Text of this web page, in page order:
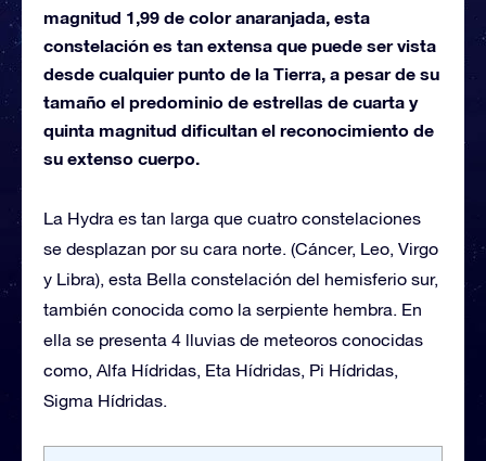
magnitud 1,99 de color anaranjada, esta
constelación es tan extensa que puede ser vista
desde cualquier punto de la Tierra, a pesar de su
tamaño el predominio de estrellas de cuarta y
quinta magnitud dificultan el reconocimiento de
su extenso cuerpo.
La Hydra es tan larga que cuatro constelaciones
se desplazan por su cara norte. (Cáncer, Leo, Virgo
y Libra), esta Bella constelación del hemisferio sur,
también conocida como la serpiente hembra. En
ella se presenta 4 lluvias de meteoros conocidas
como, Alfa Hídridas, Eta Hídridas, Pi Hídridas,
Sigma Hídridas.